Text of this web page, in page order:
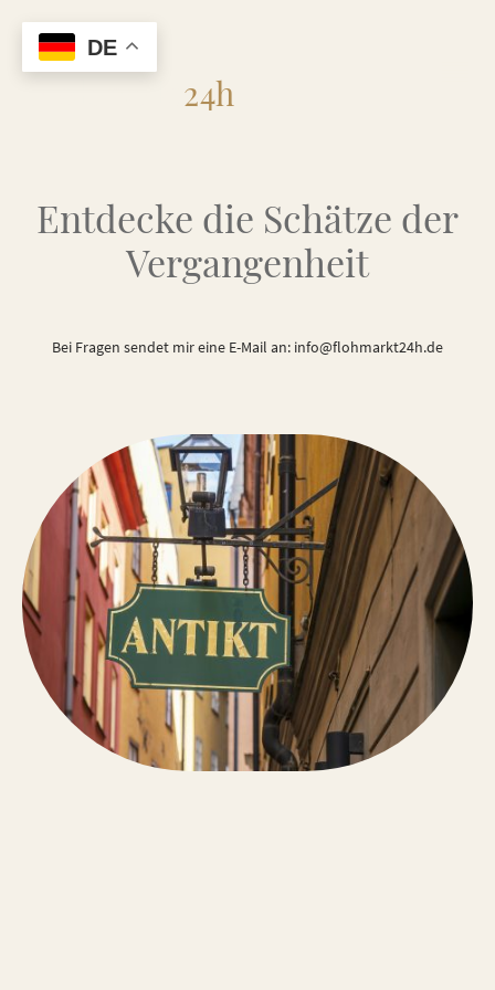
24h
Entdecke die Schätze der
Vergangenheit
Bei Fragen sendet mir eine E-Mail an: info@flohmarkt24h.de
DE